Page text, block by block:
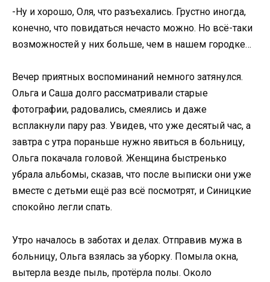
-Ну и хорошо, Оля, что разъехались. Грустно иногда,
конечно, что повидаться нечасто можно. Но всё-таки
возможностей у них больше, чем в нашем городке…
Вечер приятных воспоминаний немного затянулся.
Ольга и Саша долго рассматривали старые
фотографии, радовались, смеялись и даже
всплакнули пару раз. Увидев, что уже десятый час, а
завтра с утра пораньше нужно явиться в больницу,
Ольга покачала головой. Женщина быстренько
убрала альбомы, сказав, что после выписки они уже
вместе с детьми ещё раз всё посмотрят, и Синицкие
спокойно легли спать.
Утро началось в заботах и делах. Отправив мужа в
больницу, Ольга взялась за уборку. Помыла окна,
вытерла везде пыль, протёрла полы. Около